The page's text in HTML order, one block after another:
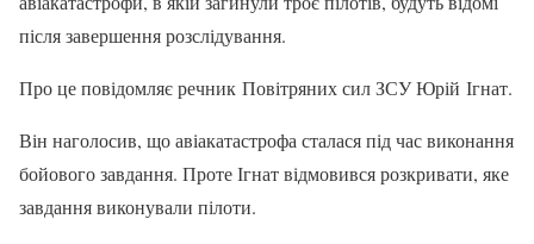
після завершення розслідування.
Про це повідомляє речник Повітряних сил ЗСУ Юрій Ігнат.
Він наголосив, що авіакатастрофа сталася під час виконання
бойового завдання. Проте Ігнат відмовився розкривати, яке
завдання виконували пілоти.